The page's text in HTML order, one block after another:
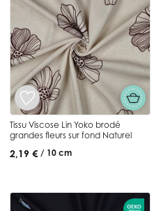
Tissu Viscose Lin Yoko brodé
grandes fleurs sur fond Naturel
2,19 € / 10 cm